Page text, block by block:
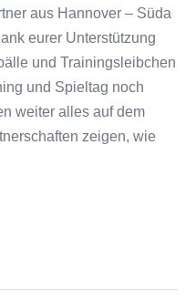
aus Hannover – Süda
eurer Unterstützung
und Trainingsleibchen
und Spieltag noch
weiter alles auf dem
zeigen, wie